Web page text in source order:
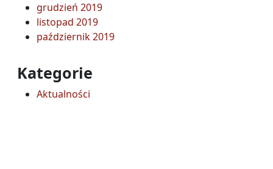
grudzień 2019
listopad 2019
październik 2019
Kategorie
Aktualności